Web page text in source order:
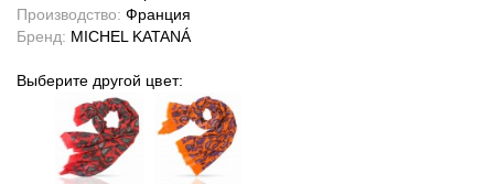
Производство: Франция
Бренд: MICHEL KATANÁ
Выберите другой цвет: